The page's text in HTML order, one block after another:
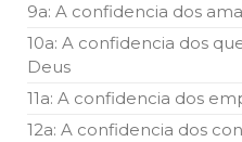
9a: A confidencia dos
10a: A confidencia dos
Deus
11a: A confidencia dos
12a: A confidencia dos